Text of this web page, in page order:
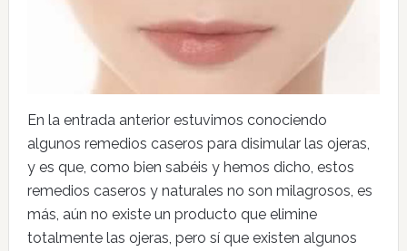
En la entrada anterior estuvimos conociendo
algunos remedios caseros para disimular las ojeras,
y es que, como bien sabéis y hemos dicho, estos
remedios caseros y naturales no son milagrosos, es
más, aún no existe un producto que elimine
totalmente las ojeras, pero sí que existen algunos